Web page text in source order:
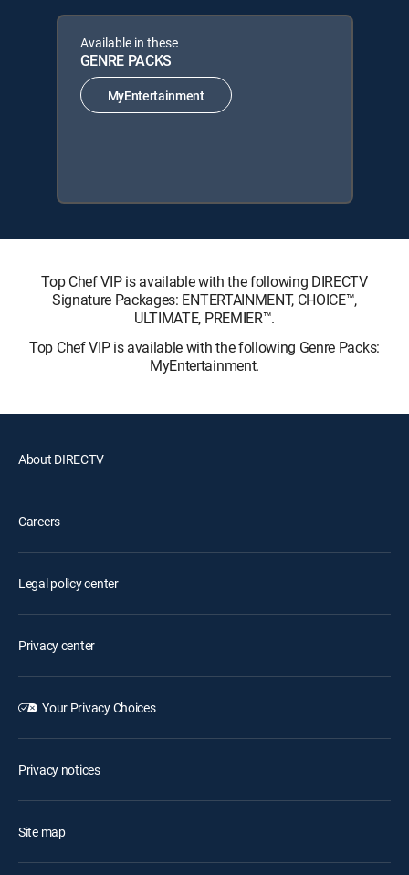
Available in these
GENRE PACKS
MyEntertainment
Top Chef VIP is available with the following DIRECTV
Signature Packages: ENTERTAINMENT, CHOICE™,
ULTIMATE, PREMIER™.
Top Chef VIP is available with the following Genre Packs:
MyEntertainment.
About DIRECTV
Careers
Legal policy center
Privacy center
Your Privacy Choices
Privacy notices
Site map